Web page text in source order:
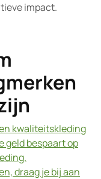
impact.
kwaliteitskleding
geld bespaart op
draag je bij aan